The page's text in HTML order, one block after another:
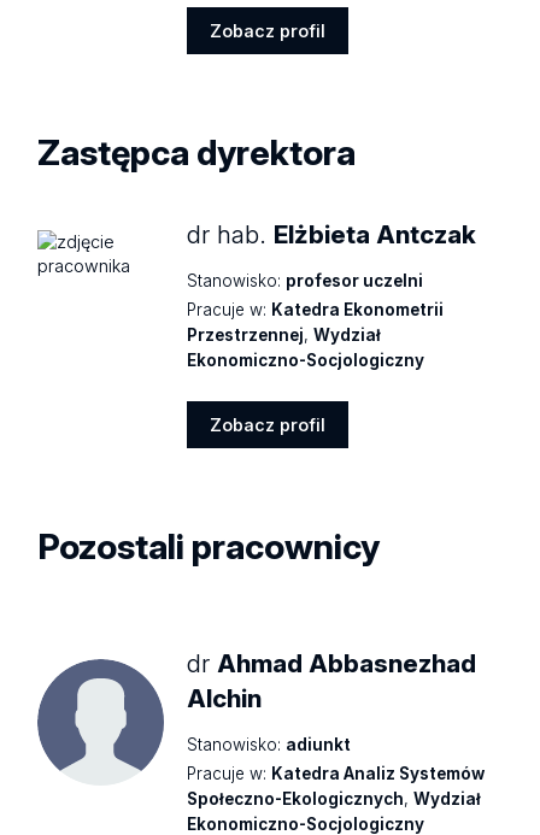
Zobacz profil
Zastępca dyrektora
dr hab. Elżbieta Antczak
Stanowisko: profesor uczelni
Pracuje w: Katedra Ekonometrii
Przestrzennej,Wydział
Ekonomiczno-Socjologiczny
Zobacz profil
Pozostali pracownicy
dr Ahmad Abbasnezhad
Alchin
Stanowisko: adiunkt
Pracuje w: Katedra Analiz Systemów
Społeczno-Ekologicznych,Wydział
Ekonomiczno-Socjologiczny